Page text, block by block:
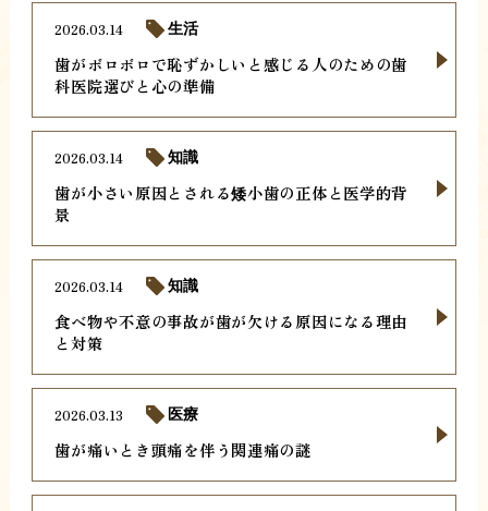
歯がボロボロで恥ずかしいと感じる人のための歯
科医院選びと心の準備
2026.03.14 生活
歯が小さい原因とされる矮小歯の正体と医学的背
景
2026.03.14 知識
食べ物や不意の事故が歯が欠ける原因になる理由
と対策
2026.03.14 知識
歯が痛いとき頭痛を伴う関連痛の謎
2026.03.13 医療